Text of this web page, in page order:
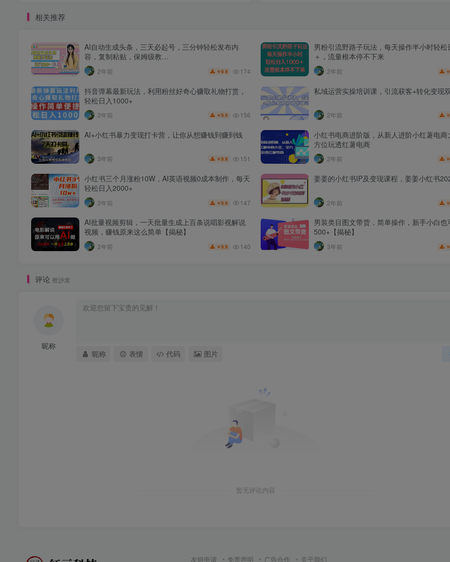
相关推荐
AI自动生成头条，三天必起号，三分钟轻松发布内
容，复制粘贴，保姆级教…
2年前 ￥9.9 174
男粉引流野路子玩法，每天操作半小时轻
＋，流量根本停不下来
2年前 ￥
抖音弹幕最新玩法，利用粉丝好奇心赚取礼物打赏，
轻松日入1000+
2年前 ￥9.9 156
私域运营实操培训课，引流获客+转化变现
2年前 ￥
AI+小红书暴力变现打卡营，让你从想赚钱到赚到钱
3年前 ￥9.9 151
小红书电商进阶版，从新人进阶小红薯电商
方位玩透红薯电商
2年前 ￥
小红书三个月涨粉10W，AI英语视频0成本制作，每天
轻松日入2000+
2年前 ￥9.9 147
姜姜的小红书IP及变现课程，姜姜小红书
2年前 ￥
AI批量视频剪辑，一天批量生成上百条说唱影视解说
视频，赚钱原来这么简单【揭秘】
2年前 ￥9.9 140
男装类目图文带货，简单操作，新手小白也
500+【揭秘】
3年前 ￥
评论 抢沙发
昵称
昵称 表情 代码 图片
暂无评论内容
友链申请 免责声明 广告合作 关于我们